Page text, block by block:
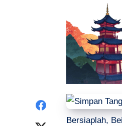
Share
Bersiaplah,